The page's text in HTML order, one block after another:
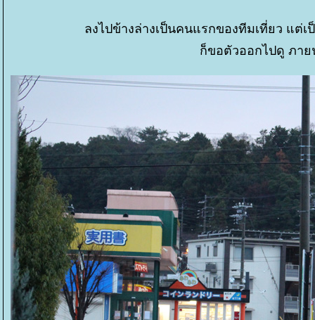
ลงไปข้างล่างเป็นคนแรกของทีมเที่ยว แต่
ก็ขอตัวออกไปดู ภาย